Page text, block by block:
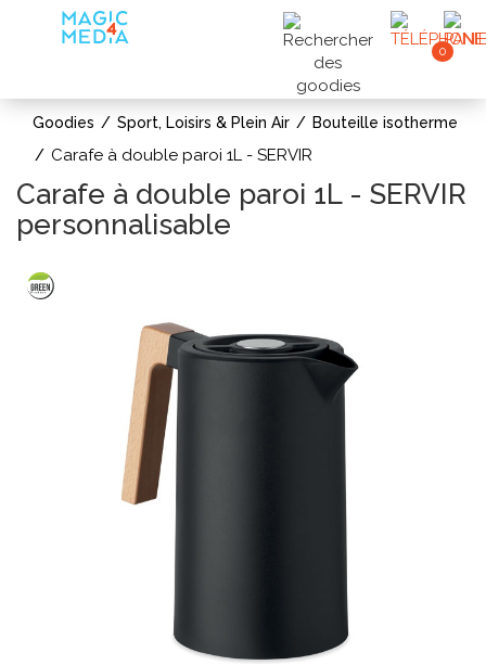
0
Goodies Sport, Loisirs & Plein Air Bouteille isotherme
Carafe à double paroi 1L - SERVIR
Carafe à double paroi 1L - SERVIR
personnalisable